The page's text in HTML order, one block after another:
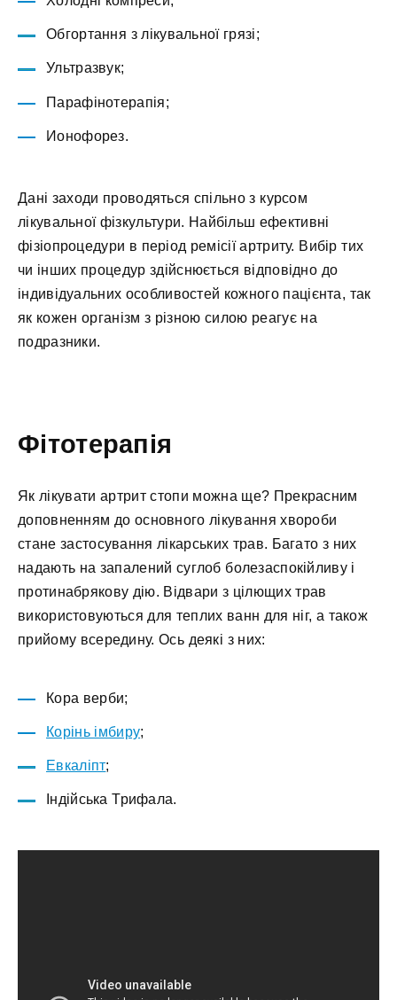
Обгортання з лікувальної грязі;
Ультразвук;
Парафінотерапія;
Ионофорез.
Дані заходи проводяться спільно з курсом
лікувальної фізкультури. Найбільш ефективні
фізіопроцедури в період ремісії артриту. Вибір тих
чи інших процедур здійснюється відповідно до
індивідуальних особливостей кожного пацієнта, так
як кожен організм з різною силою реагує на
подразники.
Фітотерапія
Як лікувати артрит стопи можна ще? Прекрасним
доповненням до основного лікування хвороби
стане застосування лікарських трав. Багато з них
надають на запалений суглоб болезаспокійливу і
протинабрякову дію. Відвари з цілющих трав
використовуються для теплих ванн для ніг, а також
прийому всередину. Ось деякі з них:
Кора верби;
Корінь імбиру;
Евкаліпт;
Індійська Трифала.